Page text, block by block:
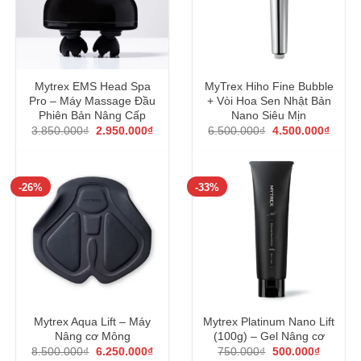
Mytrex EMS Head Spa
Pro – Máy Massage Đầu
Phiên Bản Nâng Cấp
3.850.000₫ Giá
2.950.000₫Giá
2.950.000₫.
MyTrex Hiho Fine Bubble
+ Vòi Hoa Sen Nhật Bản
Nano Siêu Mịn
6.500.000₫ Giá
6.500.000₫.
4.500.000₫Giá
-26%
Mytrex Aqua Lift – Máy
Nâng cơ Mông
8.500.000₫ Giá
6.250.000₫Giá
-33%
Mytrex Platinum Nano Lift
(100g) – Gel Nâng cơ
750.000₫ Giá
500.000₫Giá